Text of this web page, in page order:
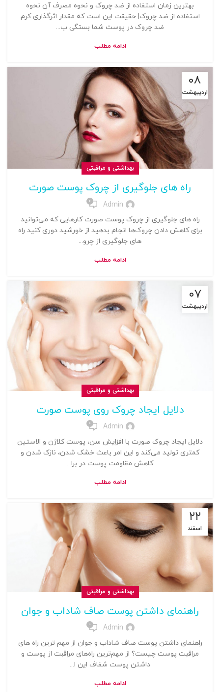
بهترین زمان استفاده از ضد چروک و نحوه مصرف آن نحوه
استفاده از ضد چروک| حقیقت این است که مقدار اثرگذاری کرم
ضد چروک در پوست شما بستگی ب...
ادامه مطلب
۰۸
اردیبهشت
بهداشتی و مراقبتی
راه های جلوگیری از چروک پوست صورت
Admin
0
راه های جلوگیری از چروک پوست صورت کارهایی که می‌توانید
برای کاهش دادن چروک‌ها انجام بدهید از خورشید دوری کنید راه
های جلوگیری از چرو...
ادامه مطلب
۰۷
اردیبهشت
بهداشتی و مراقبتی
دلایل ایجاد چروک روی پوست صورت
Admin
0
دلایل ایجاد چروک صورت با افزایش سن، پوست کلاژن و الاستین
کمتری تولید می‌کند و این امر باعث خشک شدن، نازک شدن و
کاهش مقاومت پوست در برا...
ادامه مطلب
۲۲
اسفند
بهداشتی و مراقبتی
راهنمای داشتن پوست صاف شاداب و جوان
Admin
0
راهنمای داشتن پوست صاف شاداب و جوان از مهم ترین راه های
مراقبت پوست چیست؟ از مهم‌‌ترین راه‌های مراقبت از پوست و
داشتن پوست شفاف این ا...
ادامه مطلب